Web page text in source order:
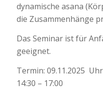
dynamische asana
die Zusammenhänge
Das Seminar ist für
geeignet.
Termin: 09.11.2025
14:30 – 17:00